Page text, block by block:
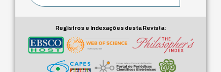
Registros e Indexações desta Revista: